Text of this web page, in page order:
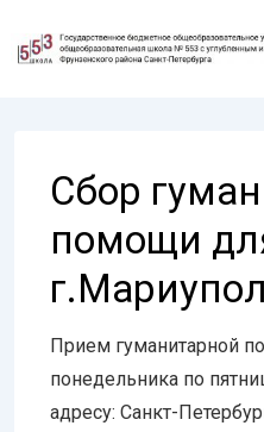
Перейти
Сбор
помощи
Прием гуманитарной
понедельника по
адресу: Санкт-